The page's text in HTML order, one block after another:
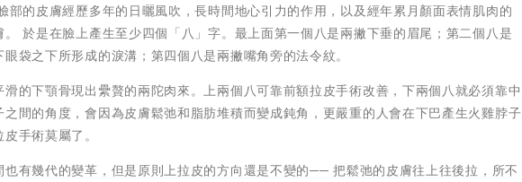
部的皮膚經歷多年的日曬風吹，長時間地心引力的作用，以及經年累月顏面表情肌肉的
於是在臉上產生至少四個「八」字。最上面第一個八是兩撇下垂的眉尾；第二個八是
袋之下所形成的淚溝；第四個八是兩撇嘴角旁的法令紋。
的下顎骨現出纍贅的兩陀肉來。上兩個八可靠前額拉皮手術改善，下兩個八就必須靠中
間的角度，會因為皮膚鬆弛和脂肪堆積而變成鈍角，更嚴重的人會在下巴產生火雞脖子
手術莫屬了。
有幾代的變革，但是原則上拉皮的方向還是不變的── 把鬆弛的皮膚往上往後拉，所不